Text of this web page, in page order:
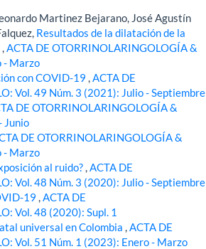
Martinez Bejarano, José Agustín
Resultados de la dilatación de la
,ACTA DE OTORRINOLARINGOLOGÍA &
- Marzo
con COVID-19,ACTA DE
Vol. 49 Núm. 3 (2021): Julio - Septiembre
DE OTORRINOLARINGOLOGÍA &
Junio
DE OTORRINOLARINGOLOGÍA &
- Marzo
al ruido?,ACTA DE
Vol. 48 Núm. 3 (2020): Julio - Septiembre
19,ACTA DE
Vol. 48 (2020): Supl. 1
universal en Colombia,ACTA DE
Vol. 51 Núm. 1 (2023): Enero - Marzo